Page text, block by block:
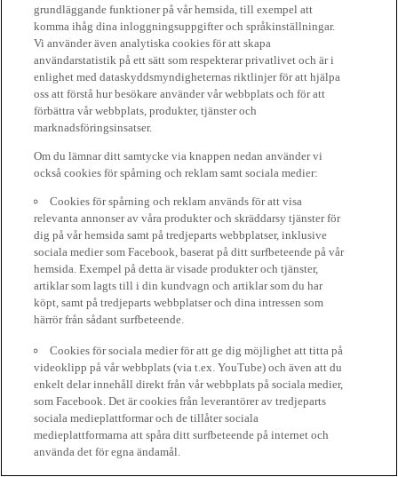
grundläggande funktioner på vår hemsida, till exempel att
komma ihåg dina inloggningsuppgifter och språkinställningar.
Vi använder även analytiska cookies för att skapa
användarstatistik på ett sätt som respekterar privatlivet och är i
enlighet med dataskyddsmyndigheternas riktlinjer för att hjälpa
oss att förstå hur besökare använder vår webbplats och för att
förbättra vår webbplats, produkter, tjänster och
marknadsföringsinsatser.
Om du lämnar ditt samtycke via knappen nedan använder vi
också cookies för spårning och reklam samt sociala medier:
Cookies för spårning och reklam används för att visa
relevanta annonser av våra produkter och skräddarsy tjänster för
dig på vår hemsida samt på tredjeparts webbplatser, inklusive
sociala medier som Facebook, baserat på ditt surfbeteende på vår
hemsida. Exempel på detta är visade produkter och tjänster,
artiklar som lagts till i din kundvagn och artiklar som du har
köpt, samt på tredjeparts webbplatser och dina intressen som
härrör från sådant surfbeteende.
Cookies för sociala medier för att ge dig möjlighet att titta på
videoklipp på vår webbplats (via t.ex. YouTube) och även att du
enkelt delar innehåll direkt från vår webbplats på sociala medier,
som Facebook. Det är cookies från leverantörer av tredjeparts
sociala medieplattformar och de tillåter sociala
medieplattformarna att spåra ditt surfbeteende på internet och
använda det för egna ändamål.